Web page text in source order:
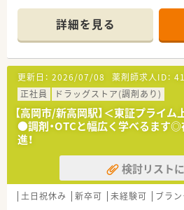
頑張り次第で高給与も可能！
■経験や勤務コースによりますが
半スタートと業界TOP水準！
■職種や職域に合わせ、豊富な社
修を用意されています
■薬剤師が中心の会社だからこそ
種多様に用意されています。
■店舗拡大に伴い、エリアマネジ
トのポジションも増えます。
■在宅や教育等の専門性を活かせ
■その他にも、管理部門や商品部
域は多種多様です。
■在宅実施店舗は年々増加してお
わる事ができます。
詳細を見る
更新日： 2026/07/08 薬剤師求人ID：
正社員
ドラッグストア(調剤あり)
【高岡市/新高岡駅】＜東証プライ
●調剤・OTCと幅広く学べるます
進！
検討リスト
土日祝休み 新卒可 未経験可 ブラ